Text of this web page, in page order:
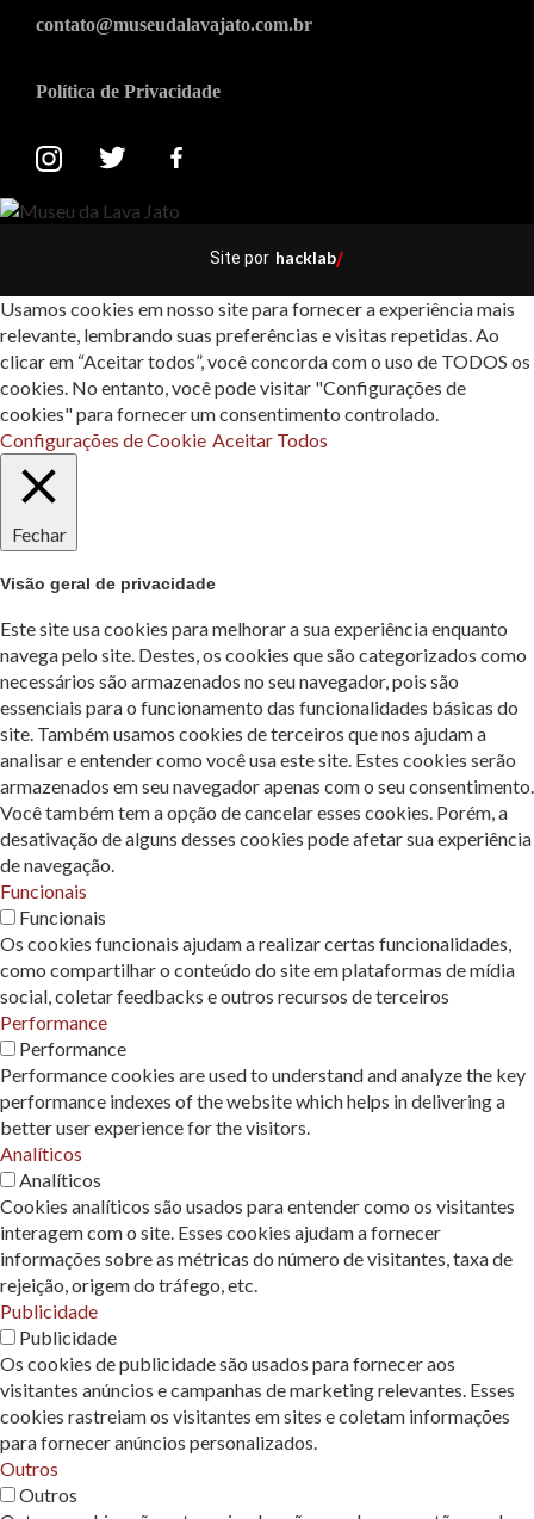
contato@museudalavajato.com.br
Política de Privacidade
Site por hacklab/
Usamos cookies em nosso site para fornecer a experiência mais
relevante, lembrando suas preferências e visitas repetidas. Ao
clicar em “Aceitar todos”, você concorda com o uso de TODOS os
cookies. No entanto, você pode visitar "Configurações de
cookies" para fornecer um consentimento controlado.
Configurações de Cookie Aceitar Todos
Fechar
Visão geral de privacidade
Este site usa cookies para melhorar a sua experiência enquanto
navega pelo site. Destes, os cookies que são categorizados como
necessários são armazenados no seu navegador, pois são
essenciais para o funcionamento das funcionalidades básicas do
site. Também usamos cookies de terceiros que nos ajudam a
analisar e entender como você usa este site. Estes cookies serão
armazenados em seu navegador apenas com o seu consentimento.
Você também tem a opção de cancelar esses cookies. Porém, a
desativação de alguns desses cookies pode afetar sua experiência
de navegação.
Funcionais
Funcionais
Os cookies funcionais ajudam a realizar certas funcionalidades,
como compartilhar o conteúdo do site em plataformas de mídia
social, coletar feedbacks e outros recursos de terceiros
Performance
Performance
Performance cookies are used to understand and analyze the key
performance indexes of the website which helps in delivering a
better user experience for the visitors.
Analíticos
Analíticos
Cookies analíticos são usados ​​para entender como os visitantes
interagem com o site. Esses cookies ajudam a fornecer
informações sobre as métricas do número de visitantes, taxa de
rejeição, origem do tráfego, etc.
Publicidade
Publicidade
Os cookies de publicidade são usados ​​para fornecer aos
visitantes anúncios e campanhas de marketing relevantes. Esses
cookies rastreiam os visitantes em sites e coletam informações
para fornecer anúncios personalizados.
Outros
Outros